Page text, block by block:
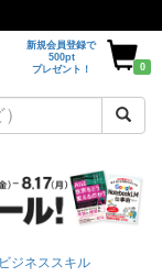
新規会員登録で
500pt
プレゼント！
0
ビジネススキル